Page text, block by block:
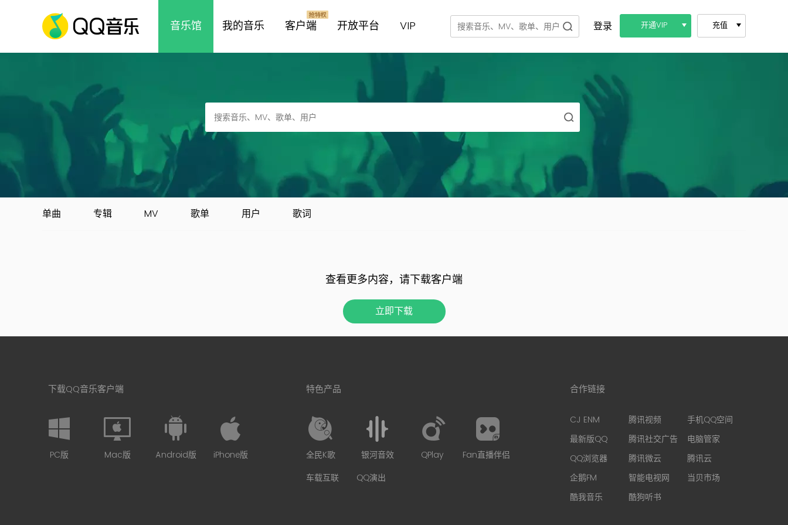
音乐馆 我的音乐 客户端 开放平台 VIP 登录 开通VIP 充值
单曲 专辑 MV 歌单 用户 歌词
查看更多内容，请下载客户端
立即下载
下载QQ音乐客户端
PC版 Mac版 Android版 iPhone版
特色产品
全民K歌 银河音效 QPlay
Fan直播伴侣
车载互联
QQ演出
合作链接
CJ ENM 腾讯视频
手机QQ空间
最新版QQ
腾讯社交广告
电脑管家
QQ浏览器
腾讯微云
腾讯云
企鹅FM
智能电视网
当贝市场
酷我音乐
酷狗听书